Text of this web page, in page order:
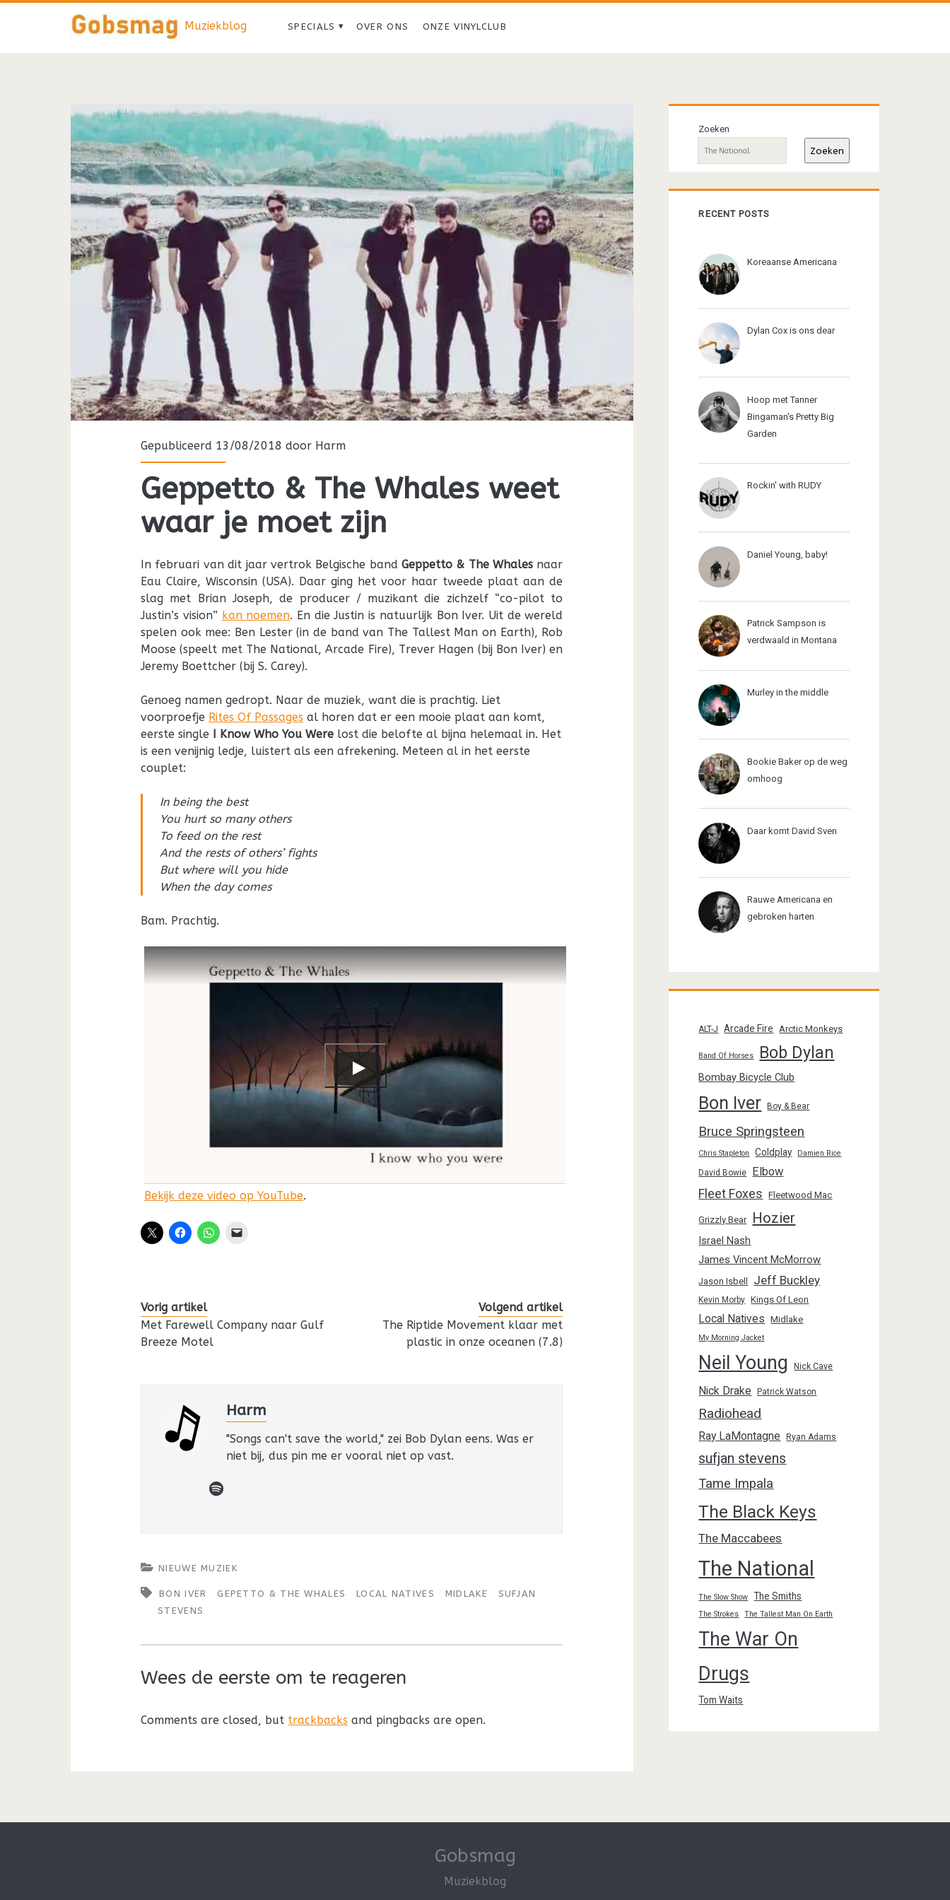
Muziekblog SPECIALS OVER ONS ONZE VINYLCLUB
Gepubliceerd 13/08/2018 door Harm
Geppetto & The Whales weet
waar je moet zijn
In februari van dit jaar vertrok Belgische band Geppetto & The Whales naar
Eau Claire, Wisconsin (USA). Daar ging het voor haar tweede plaat aan de
slag met Brian Joseph, de producer / muzikant die zichzelf “co-pilot to
Justin’s vision” kan noemen. En die Justin is natuurlijk Bon Iver. Uit de wereld
spelen ook mee: Ben Lester (in de band van The Tallest Man on Earth), Rob
Moose (speelt met The National, Arcade Fire), Trever Hagen (bij Bon Iver) en
Jeremy Boettcher (bij S. Carey).
Genoeg namen gedropt. Naar de muziek, want die is prachtig. Liet
voorproefje Rites Of Passages al horen dat er een mooie plaat aan komt,
eerste single I Know Who You Were lost die belofte al bijna helemaal in. Het
is een venijnig ledje, luistert als een afrekening. Meteen al in het eerste
couplet:
In being the best
You hurt so many others
To feed on the rest
And the rests of others’ fights
But where will you hide
When the day comes
Bam. Prachtig.
Bekijk deze video op YouTube.
Vorig artikel
Met Farewell Company naar Gulf
Breeze Motel
Volgend artikel
The Riptide Movement klaar met
plastic in onze oceanen (7.8)
Harm
"Songs can't save the world," zei Bob Dylan eens. Was er
niet bij, dus pin me er vooral niet op vast.
spotify
NIEUWE MUZIEK
BON IVER GEPETTO & THE WHALES LOCAL NATIVES MIDLAKE
SUFJAN
STEVENS
Wees de eerste om te reageren
Comments are closed, but trackbacks and pingbacks are open.
Primaire
sidebar
Zoeken
Zoeken
RECENT POSTS
Koreaanse Americana
Dylan Cox is ons dear
Hoop met Tanner
Bingaman's Pretty Big
Garden
Rockin' with RUDY
Daniel Young, baby!
Patrick Sampson is
verdwaald in Montana
Murley in the middle
Bookie Baker op de weg
omhoog
Daar komt David Sven
Rauwe Americana en
gebroken harten
ALT-J Arcade Fire Arctic Monkeys
Band Of Horses Bob Dylan
Bombay Bicycle Club
Bon Iver Boy & Bear
Bruce Springsteen
Chris Stapleton Coldplay Damien Rice
David Bowie Elbow
Fleet Foxes Fleetwood Mac
Grizzly Bear Hozier
Israel Nash
James Vincent McMorrow
Jason Isbell Jeff Buckley
Kevin Morby Kings Of Leon
Local Natives Midlake
My Morning Jacket
Neil Young Nick Cave
Nick Drake Patrick Watson
Radiohead
Ray LaMontagne Ryan Adams
sufjan stevens
Tame Impala
The Black Keys
The Maccabees
The National
The Slow Show The Smiths
The Strokes The Tallest Man On Earth
The War On
Drugs
Tom Waits
Gobsmag
Muziekblog